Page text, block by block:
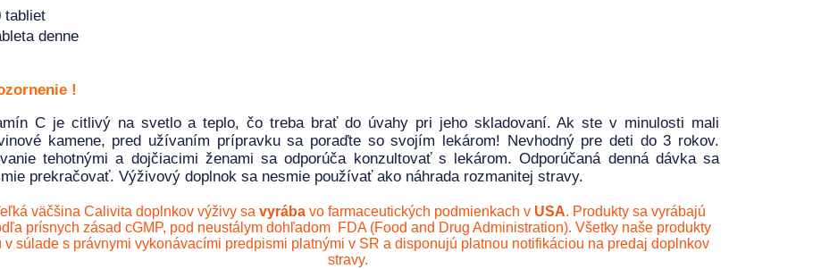
tabliet
denne
!
C je citlivý na svetlo a teplo, čo treba brať do úvahy pri jeho skladovaní. Ak ste v minulosti mali
kamene, pred užívaním prípravku sa poraďte so svojím lekárom! Nevhodný pre deti do 3 rokov.
tehotnými a dojčiacimi ženami sa odporúča konzultovať s lekárom. Odporúčaná denná dávka sa
prekračovať. Výživový doplnok sa nesmie používať ako náhrada rozmanitej stravy.
väčšina Calivita doplnkov výživy sa vyrábavo farmaceutických podmienkach v USA. Produkty sa vyrábajú
prísnych zásad cGMP, pod neustálym dohľadom FDA (Food and Drug Administration). Všetky naše produkty
v súlade s právnymi vykonávacími predpismi platnými v SR a disponujú platnou notifikáciou na predaj doplnkov
stravy.